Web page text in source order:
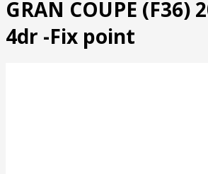
GRAN COUPE (F36)
4dr -Fix point